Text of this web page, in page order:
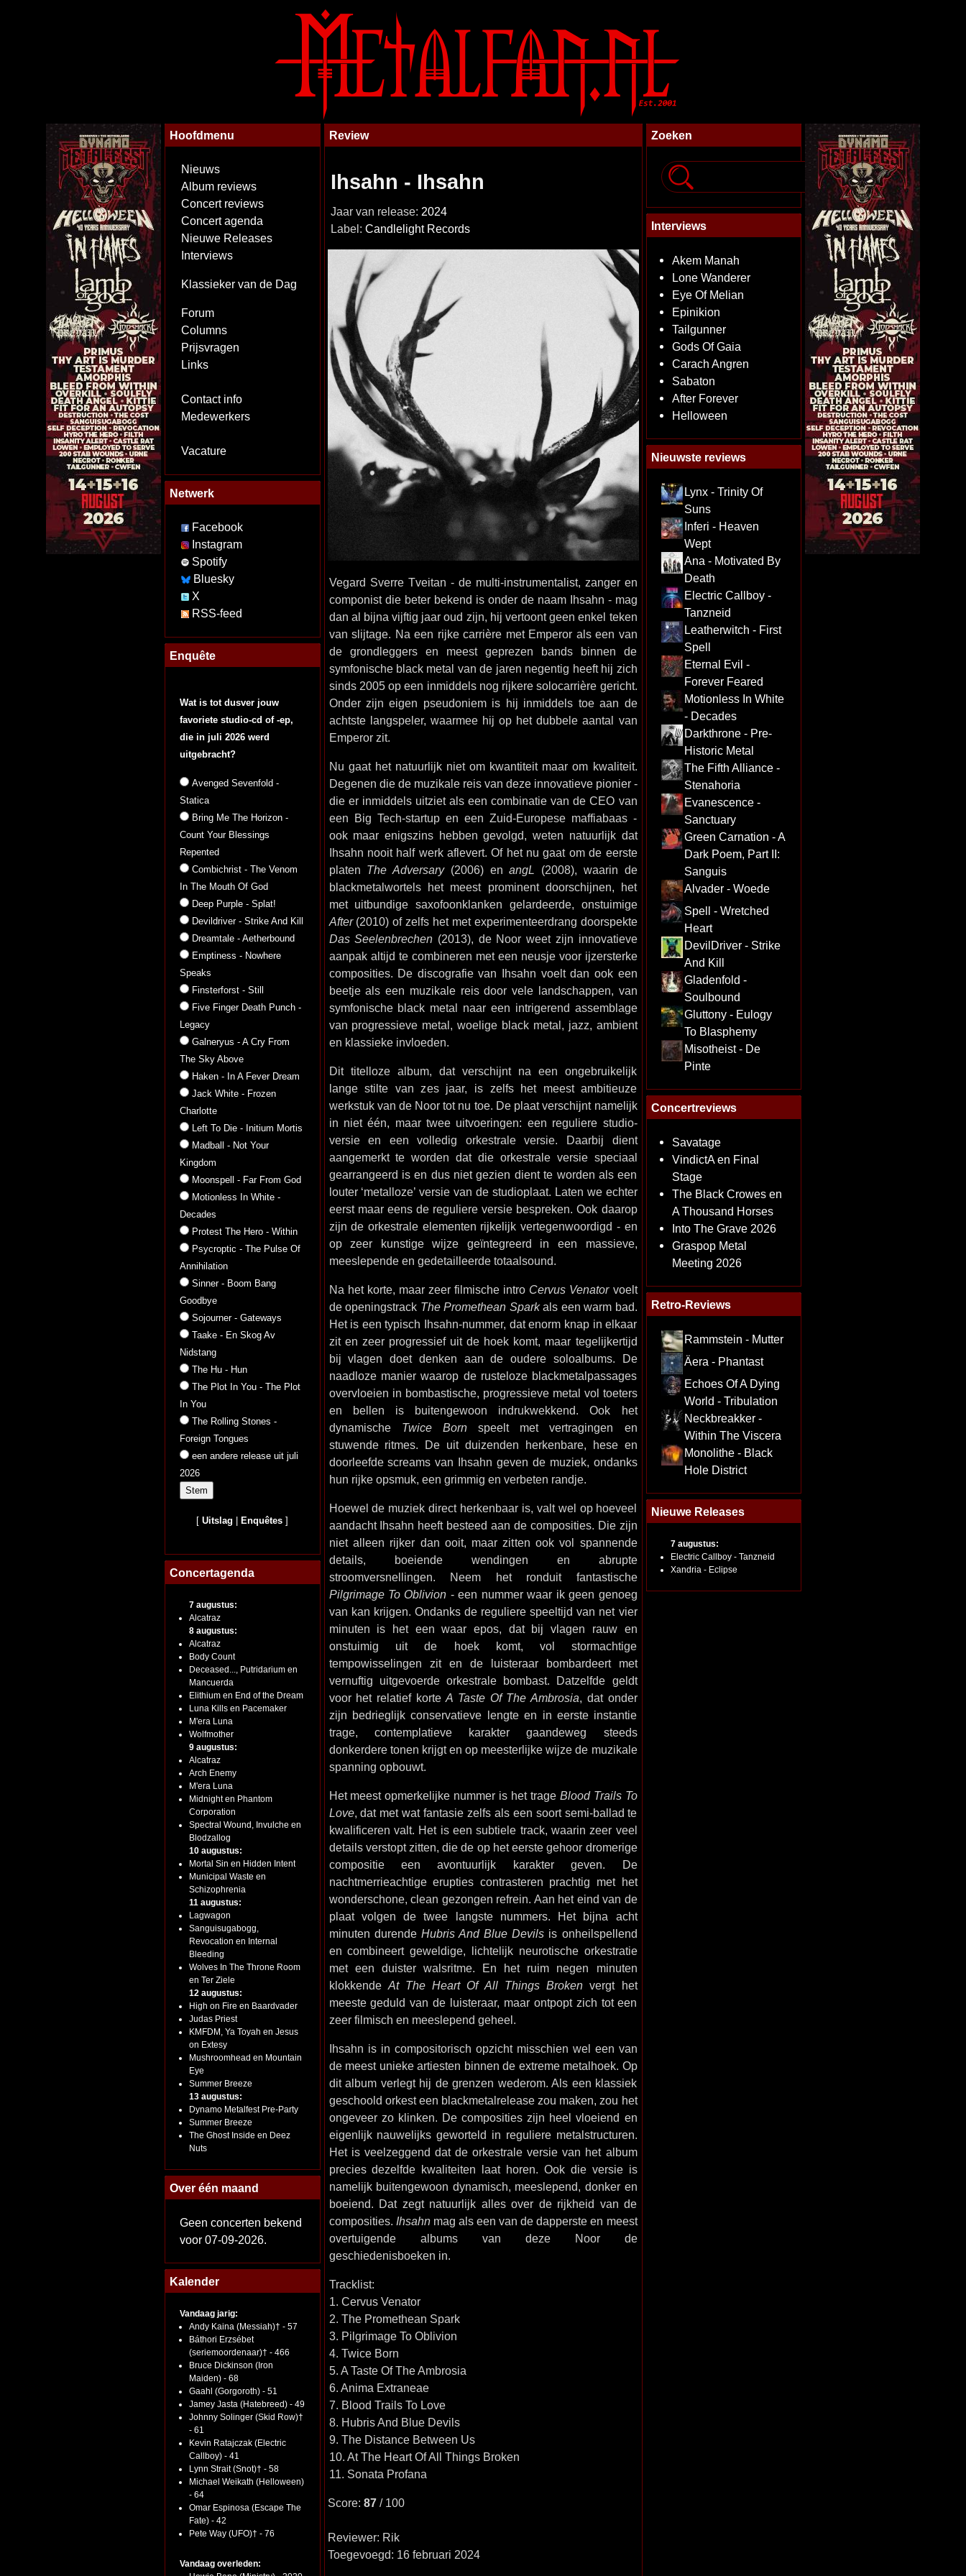
Hoofdmenu
Nieuws
Album reviews
Concert reviews
Concert agenda
Nieuwe Releases
Interviews
Klassieker van de Dag
Forum
Columns
Prijsvragen
Links
Contact info
Medewerkers
Vacature
Netwerk
Facebook
Instagram
Spotify
Bluesky
X
RSS-feed
Enquête
Wat is tot dusver jouw
favoriete studio-cd of -ep,
die in juli 2026 werd
uitgebracht?
Avenged Sevenfold -
Statica
Bring Me The Horizon -
Count Your Blessings
Repented
Combichrist - The Venom
In The Mouth Of God
Deep Purple - Splat!
Devildriver - Strike And Kill
Dreamtale - Aetherbound
Emptiness - Nowhere
Speaks
Finsterforst - Still
Five Finger Death Punch -
Legacy
Galneryus - A Cry From
The Sky Above
Haken - In A Fever Dream
Jack White - Frozen
Charlotte
Left To Die - Initium Mortis
Madball - Not Your
Kingdom
Moonspell - Far From God
Motionless In White -
Decades
Protest The Hero - Within
Psycroptic - The Pulse Of
Annihilation
Sinner - Boom Bang
Goodbye
Sojourner - Gateways
Taake - En Skog Av
Nidstang
The Hu - Hun
The Plot In You - The Plot
In You
The Rolling Stones -
Foreign Tongues
een andere release uit juli
2026
[Uitslag Enquêtes ]
Concertagenda
7 augustus:
Alcatraz
8 augustus:
Alcatraz
Body Count
Deceased..., Putridarium en
Mancuerda
Elithium en End of the Dream
Luna Kills en Pacemaker
M'era Luna
Wolfmother
9 augustus:
Alcatraz
Arch Enemy
M'era Luna
Midnight en Phantom
Corporation
Spectral Wound, Invulche en
Blodzallog
10 augustus:
Mortal Sin en Hidden Intent
Municipal Waste en
Schizophrenia
11 augustus:
Lagwagon
Sanguisugabogg,
Revocation en Internal
Bleeding
Wolves In The Throne Room
en Ter Ziele
12 augustus:
High on Fire en Baardvader
Judas Priest
KMFDM, Ya Toyah en Jesus
on Extesy
Mushroomhead en Mountain
Eye
Summer Breeze
13 augustus:
Dynamo Metalfest Pre-Party
Summer Breeze
The Ghost Inside en Deez
Nuts
Over één maand
Geen concerten bekend
voor 07-09-2026.
Kalender
Vandaag jarig:
Andy Kaina (Messiah)† - 57
Báthori Erzsébet
(seriemoordenaar)† - 466
Bruce Dickinson (Iron
Maiden) - 68
Gaahl (Gorgoroth) - 51
Jamey Jasta (Hatebreed) - 49
Johnny Solinger (Skid Row)†
- 61
Kevin Ratajczak (Electric
Callboy) - 41
Lynn Strait (Snot)† - 58
Michael Weikath (Helloween)
- 64
Omar Espinosa (Escape The
Fate) - 42
Pete Way (UFO)† - 76
Vandaag overleden:
Review
Ihsahn - Ihsahn
Jaar van release: 2024
Label: Candlelight Records
Vegard Sverre Tveitan - de multi-instrumentalist, zanger en
componist die beter bekend is onder de naam Ihsahn - mag
dan al bijna vijftig jaar oud zijn, hij vertoont geen enkel teken
van slijtage. Na een rijke carrière met Emperor als een van
de grondleggers en meest geprezen bands binnen de
symfonische black metal van de jaren negentig heeft hij zich
sinds 2005 op een inmiddels nog rijkere solocarrière gericht.
Onder zijn eigen pseudoniem is hij inmiddels toe aan de
achtste langspeler, waarmee hij op het dubbele aantal van
Emperor zit.
Nu gaat het natuurlijk niet om kwantiteit maar om kwaliteit.
Degenen die de muzikale reis van deze innovatieve pionier -
die er inmiddels uitziet als een combinatie van de CEO van
een Big Tech-startup en een Zuid-Europese maffiabaas -
ook maar enigszins hebben gevolgd, weten natuurlijk dat
Ihsahn nooit half werk aflevert. Of het nu gaat om de eerste
platen The Adversary(2006) enangL (2008), waarin de
blackmetalwortels het meest prominent doorschijnen, het
met uitbundige saxofoonklanken gelardeerde, onstuimige
After(2010) of zelfs het met experimenteerdrang doorspekte
Das Seelenbrechen (2013), de Noor weet zijn innovatieve
aanpak altijd te combineren met een neusje voor ijzersterke
composities. De discografie van Ihsahn voelt dan ook een
beetje als een muzikale reis door vele landschappen, van
symfonische black metal naar een intrigerend assemblage
van progressieve metal, woelige black metal, jazz, ambient
en klassieke invloeden.
Dit titelloze album, dat verschijnt na een ongebruikelijk
lange stilte van zes jaar, is zelfs het meest ambitieuze
werkstuk van de Noor tot nu toe. De plaat verschijnt namelijk
in niet één, maar twee uitvoeringen: een reguliere studio-
versie en een volledig orkestrale versie. Daarbij dient
aangemerkt te worden dat die orkestrale versie speciaal
gearrangeerd is en dus niet gezien dient te worden als een
louter ‘metalloze’ versie van de studioplaat. Laten we echter
eerst maar eens de reguliere versie bespreken. Ook daarop
zijn de orkestrale elementen rijkelijk vertegenwoordigd - en
op zeer kunstige wijze geïntegreerd in een massieve,
meeslepende en gedetailleerde totaalsound.
Na het korte, maar zeer filmische intro Cervus Venatorvoelt
de openingstrack The Promethean Sparkals een warm bad.
Het is een typisch Ihsahn-nummer, dat enorm knap in elkaar
zit en zeer progressief uit de hoek komt, maar tegelijkertijd
bij vlagen doet denken aan de oudere soloalbums. De
naadloze manier waarop de rusteloze blackmetalpassages
overvloeien in bombastische, progressieve metal vol toeters
en bellen is buitengewoon indrukwekkend. Ook het
dynamische Twice Bornspeelt met vertragingen en
stuwende ritmes. De uit duizenden herkenbare, hese en
doorleefde screams van Ihsahn geven de muziek, ondanks
hun rijke opsmuk, een grimmig en verbeten randje.
Hoewel de muziek direct herkenbaar is, valt wel op hoeveel
aandacht Ihsahn heeft besteed aan de composities. Die zijn
niet alleen rijker dan ooit, maar zitten ook vol spannende
details, boeiende wendingen en abrupte
stroomversnellingen. Neem het ronduit fantastische
Pilgrimage To Oblivion - een nummer waar ik geen genoeg
van kan krijgen. Ondanks de reguliere speeltijd van net vier
minuten is het een waar epos, dat bij vlagen rauw en
onstuimig uit de hoek komt, vol stormachtige
tempowisselingen zit en de luisteraar bombardeert met
vernuftig uitgevoerde orkestrale bombast. Datzelfde geldt
voor het relatief korteA Taste Of The Ambrosia, dat onder
zijn bedrieglijk conservatieve lengte en in eerste instantie
trage, contemplatieve karakter gaandeweg steeds
donkerdere tonen krijgt en op meesterlijke wijze de muzikale
spanning opbouwt.
Het meest opmerkelijke nummer is het trage Blood Trails To
Love, dat met wat fantasie zelfs als een soort semi-ballad te
kwalificeren valt. Het is een subtiele track, waarin zeer veel
details verstopt zitten, die de op het eerste gehoor dromerige
compositie een avontuurlijk karakter geven. De
nachtmerrieachtige erupties contrasteren prachtig met het
wonderschone, clean gezongen refrein. Aan het eind van de
plaat volgen de twee langste nummers. Het bijna acht
minuten durende Hubris And Blue Devils is onheilspellend
en combineert geweldige, lichtelijk neurotische orkestratie
met een duister walsritme. En het ruim negen minuten
klokkende At The Heart Of All Things Broken vergt het
meeste geduld van de luisteraar, maar ontpopt zich tot een
zeer filmisch en meeslepend geheel.
Ihsahn is in compositorisch opzicht misschien wel een van
de meest unieke artiesten binnen de extreme metalhoek. Op
dit album verlegt hij de grenzen wederom. Als een klassiek
geschoold orkest een blackmetalrelease zou maken, zou het
ongeveer zo klinken. De composities zijn heel vloeiend en
eigenlijk nauwelijks geworteld in reguliere metalstructuren.
Het is veelzeggend dat de orkestrale versie van het album
precies dezelfde kwaliteiten laat horen. Ook die versie is
namelijk buitengewoon dynamisch, meeslepend, donker en
boeiend. Dat zegt natuurlijk alles over de rijkheid van de
composities. Ihsahnmag als een van de dapperste en meest
overtuigende albums van deze Noor de
geschiedenisboeken in.
Tracklist:
1. Cervus Venator
2. The Promethean Spark
3. Pilgrimage To Oblivion
4. Twice Born
5. A Taste Of The Ambrosia
6. Anima Extraneae
7. Blood Trails To Love
8. Hubris And Blue Devils
9. The Distance Between Us
10. At The Heart Of All Things Broken
11. Sonata Profana
Score: 87/ 100
Reviewer: Rik
Toegevoegd: 16 februari 2024
Zoeken
Interviews
Akem Manah
Lone Wanderer
Eye Of Melian
Epinikion
Tailgunner
Gods Of Gaia
Carach Angren
Sabaton
After Forever
Helloween
Nieuwste reviews
Lynx - Trinity Of
Suns
Inferi - Heaven
Wept
Ana - Motivated By
Death
Electric Callboy -
Tanzneid
Leatherwitch - First
Spell
Eternal Evil -
Forever Feared
Motionless In White
- Decades
Darkthrone - Pre-
Historic Metal
The Fifth Alliance -
Stenahoria
Evanescence -
Sanctuary
Green Carnation - A
Dark Poem, Part II:
Sanguis
Alvader - Woede
Spell - Wretched
Heart
DevilDriver - Strike
And Kill
Gladenfold -
Soulbound
Gluttony - Eulogy
To Blasphemy
Misotheist - De
Pinte
Concertreviews
Savatage
VindictA en Final
Stage
The Black Crowes en
A Thousand Horses
Into The Grave 2026
Graspop Metal
Meeting 2026
Retro-Reviews
Rammstein - Mutter
Äera - Phantast
Echoes Of A Dying
World - Tribulation
Neckbreakker -
Within The Viscera
Monolithe - Black
Hole District
Nieuwe Releases
7 augustus:
Electric Callboy - Tanzneid
Xandria - Eclipse